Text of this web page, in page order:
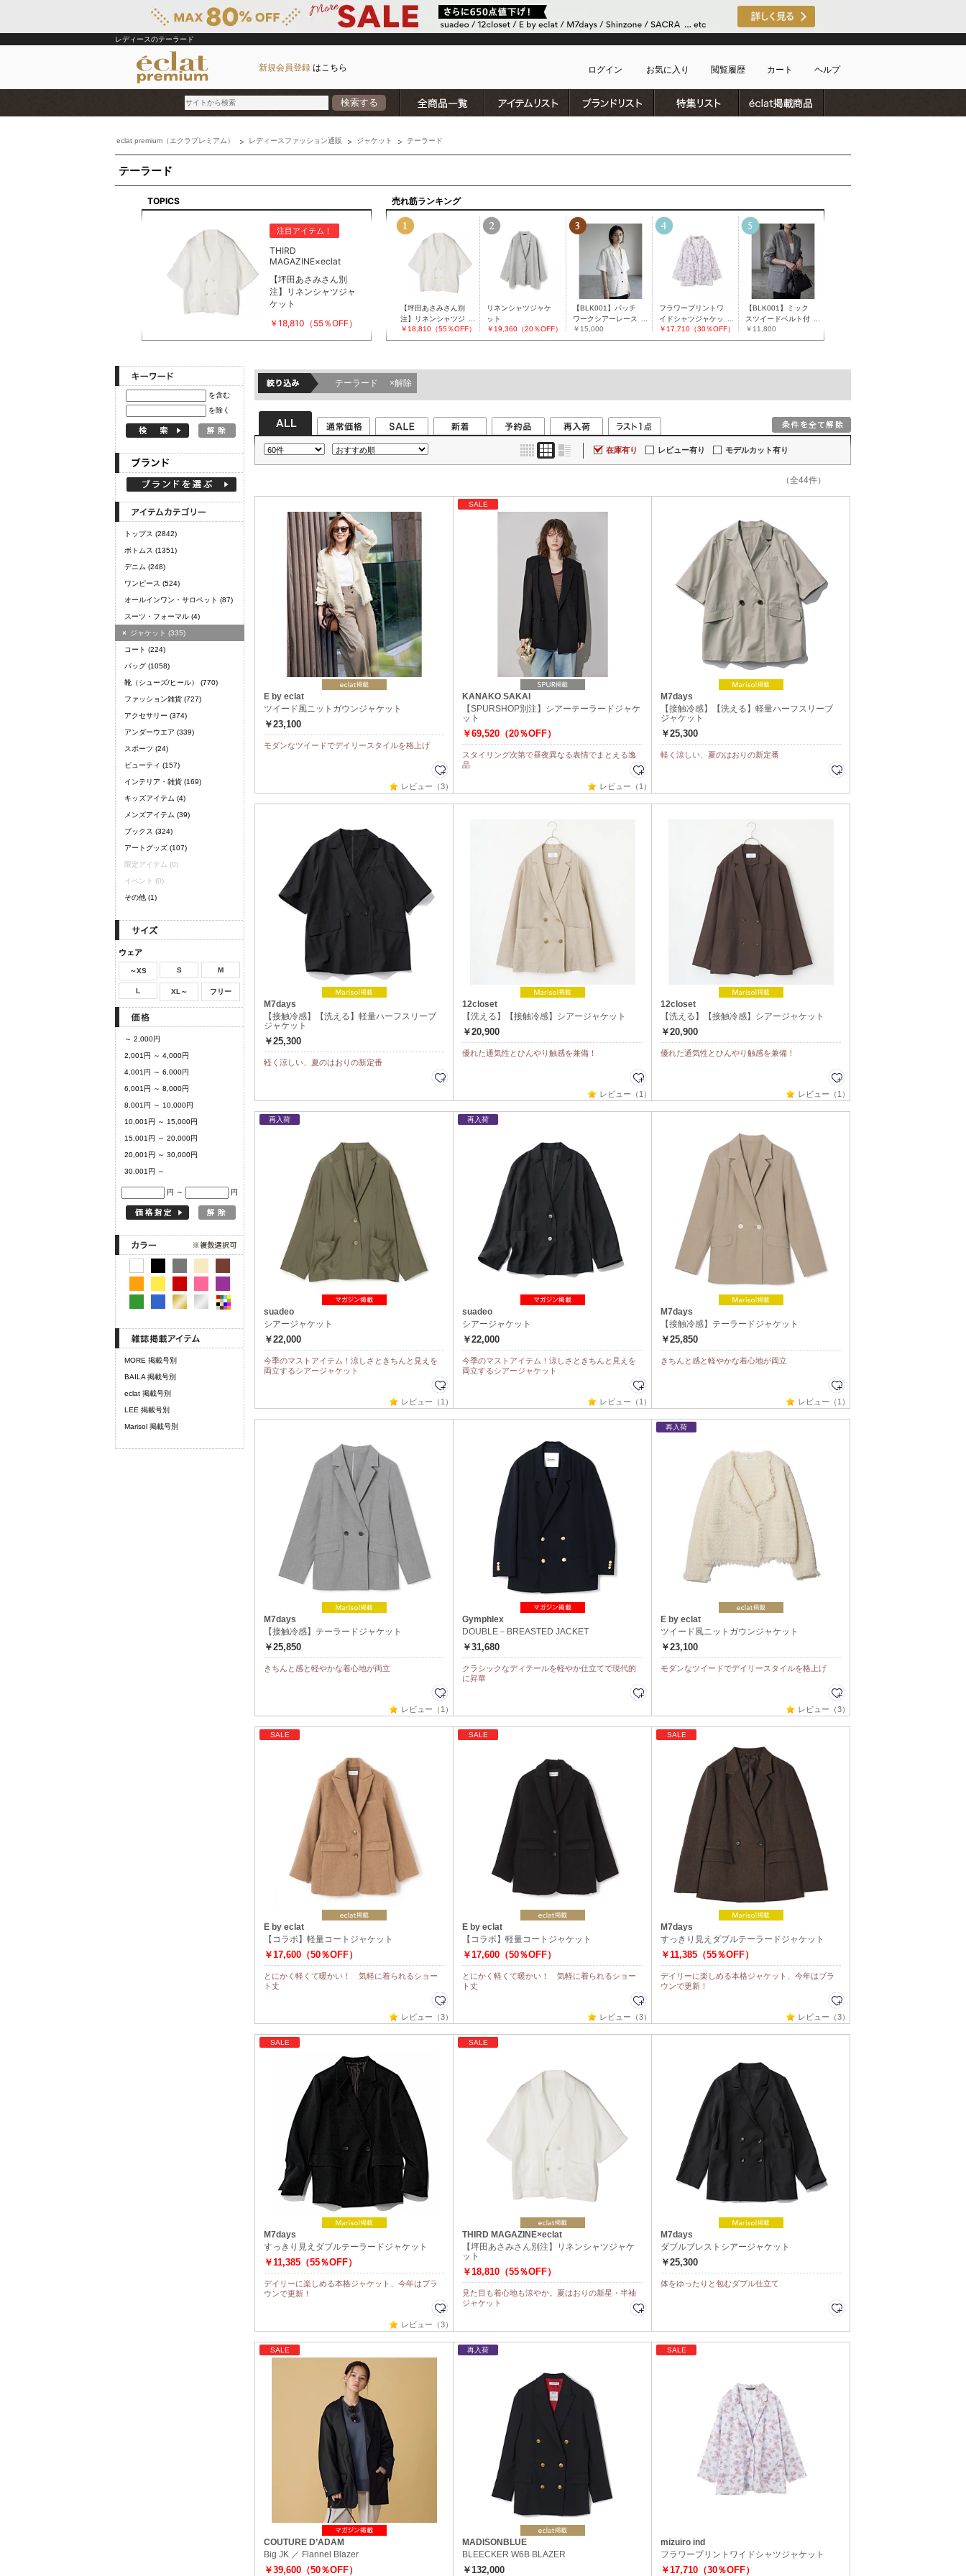
レディースのテーラード
新規会員登録 はこちら ログイン お気に入り 閲覧履歴 カート ヘルプ
返品・交換について
初めてのお客様
よくあるご質問
お問合せ
新規会員登録
検索する
ブランド
お気に入り
ランキング
特集
雑誌･書籍(一緒に買うと送料無料)
定期購読
eclat premium（エクラプレミアム） レディースファッション通販 ジャケット テーラード
テーラード
TOPICS
注目アイテム！
THIRD
MAGAZINE×eclat
【坪田あさみさん別
注】リネンシャツジャ
ケット
￥18,810（55％OFF）
売れ筋ランキング
【坪田あさみさん別
注】リネンシャツジ
ャケット
￥18,810（55％OFF）
リネンシャツジャケ
ット
￥19,360（20％OFF）
【BLK001】パッチ
ワークシアーレース
テーラードジャケッ
ト
￥15,000
フラワープリントワ
イドシャツジャケッ
ト
￥17,710（30％OFF）
【BLK001】ミック
スツイードベルト付
きジャケット
￥11,800
を含む
を除く
トップス (2842)
ボトムス (1351)
デニム (248)
ワンピース (524)
オールインワン・サロペット (87)
スーツ・フォーマル (4)
× ジャケット (335)
コート (224)
バッグ (1058)
靴（シューズ/ヒール） (770)
ファッション雑貨 (727)
アクセサリー (374)
アンダーウエア (339)
スポーツ (24)
ビューティ (157)
インテリア・雑貨 (169)
キッズアイテム (4)
メンズアイテム (39)
ブックス (324)
アートグッズ (107)
限定アイテム (0)
イベント (0)
その他 (1)
ウェア
～XS S M
L XL～ フリー
～ 2,000円
2,001円 ～ 4,000円
4,001円 ～ 6,000円
6,001円 ～ 8,000円
8,001円 ～ 10,000円
10,001円 ～ 15,000円
15,001円 ～ 20,000円
20,001円 ～ 30,000円
30,001円 ～
円 ～ 円
MORE 掲載号別
BAILA 掲載号別
eclat 掲載号別
LEE 掲載号別
Marisol 掲載号別
テーラード ×解除
在庫有り レビュー有り モデルカット有り
（全44件）
E by eclat
ツイード風ニットガウンジャケット
￥23,100
モダンなツイードでデイリースタイルを格上げ
レビュー（3）
SALE
KANAKO SAKAI
【SPURSHOP別注】シアーテーラードジャケ
ット
￥69,520（20％OFF）
スタイリング次第で昼夜異なる表情でまとえる逸
品
レビュー（1）
M7days
【接触冷感】【洗える】軽量ハーフスリーブ
ジャケット
￥25,300
軽く涼しい、夏のはおりの新定番
M7days
【接触冷感】【洗える】軽量ハーフスリーブ
ジャケット
￥25,300
軽く涼しい、夏のはおりの新定番
12closet
【洗える】【接触冷感】シアージャケット
￥20,900
優れた通気性とひんやり触感を兼備！
レビュー（1）
12closet
【洗える】【接触冷感】シアージャケット
￥20,900
優れた通気性とひんやり触感を兼備！
レビュー（1）
再入荷
suadeo
シアージャケット
￥22,000
今季のマストアイテム！涼しさときちんと見えを
両立するシアージャケット
レビュー（1）
再入荷
suadeo
シアージャケット
￥22,000
今季のマストアイテム！涼しさときちんと見えを
両立するシアージャケット
レビュー（1）
M7days
【接触冷感】テーラードジャケット
￥25,850
きちんと感と軽やかな着心地が両立
レビュー（1）
M7days
【接触冷感】テーラードジャケット
￥25,850
きちんと感と軽やかな着心地が両立
レビュー（1）
Gymphlex
DOUBLE－BREASTED JACKET
￥31,680
クラシックなディテールを軽やか仕立てで現代的
に昇華
再入荷
E by eclat
ツイード風ニットガウンジャケット
￥23,100
モダンなツイードでデイリースタイルを格上げ
レビュー（3）
SALE
E by eclat
【コラボ】軽量コートジャケット
￥17,600（50％OFF）
とにかく軽くて暖かい！ 気軽に着られるショー
ト丈
レビュー（3）
SALE
E by eclat
【コラボ】軽量コートジャケット
￥17,600（50％OFF）
とにかく軽くて暖かい！ 気軽に着られるショー
ト丈
レビュー（3）
SALE
M7days
すっきり見えダブルテーラードジャケット
￥11,385（55％OFF）
デイリーに楽しめる本格ジャケット、今年はブラ
ウンで更新！
レビュー（3）
SALE
M7days
すっきり見えダブルテーラードジャケット
￥11,385（55％OFF）
デイリーに楽しめる本格ジャケット、今年はブラ
ウンで更新！
レビュー（3）
SALE
THIRD MAGAZINE×eclat
【坪田あさみさん別注】リネンシャツジャケ
ット
￥18,810（55％OFF）
見た目も着心地も涼やか。夏はおりの新星・半袖
ジャケット
M7days
ダブルブレストシアージャケット
￥25,300
体をゆったりと包むダブル仕立て
SALE
COUTURE D’ADAM
Big JK ／ Flannel Blazer
￥39,600（50％OFF）
再入荷
MADISONBLUE
BLEECKER W6B BLAZER
￥132,000
SALE
mizuiro ind
フラワープリントワイドシャツジャケット
￥17,710（30％OFF）